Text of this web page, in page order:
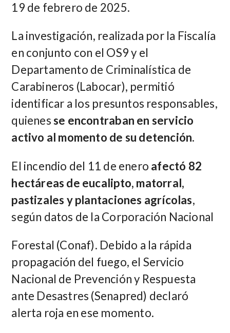
19 de febrero de 2025.
La investigación, realizada por la Fiscalía
en conjunto con el OS9 y el
Departamento de Criminalística de
Carabineros (Labocar), permitió
identificar a los presuntos responsables,
quienesse encontraban en servicio
activo al momento de su detención.
El incendio del 11 de enero afectó 82
hectáreas de eucalipto, matorral,
pastizales y plantaciones agrícolas,
según datos de la Corporación Nacional
Forestal (Conaf). Debido a la rápida
propagación del fuego, el Servicio
Nacional de Prevención y Respuesta
ante Desastres (Senapred) declaró
alerta roja en ese momento.